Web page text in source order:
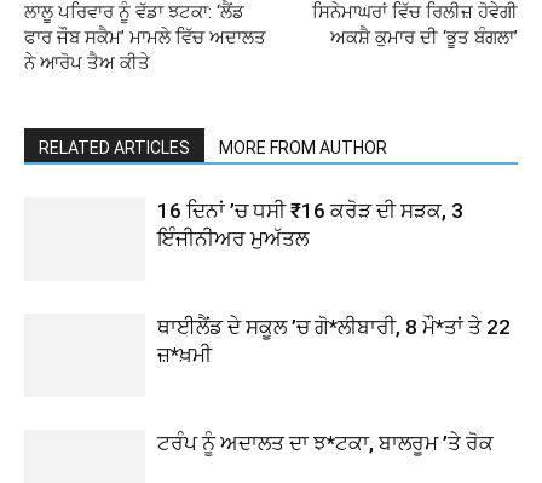
ਲਾਲੂ ਪਰਿਵਾਰ ਨੂੰ ਵੱਡਾ ਝਟਕਾ: ‘ਲੈਂਡ
ਫਾਰ ਜੌਬ ਸਕੈਮ’ ਮਾਮਲੇ ਵਿੱਚ ਅਦਾਲਤ
ਨੇ ਆਰੋਪ ਤੈਅ ਕੀਤੇ
ਸਿਨੇਮਾਘਰਾਂ ਵਿੱਚ ਰਿਲੀਜ਼ ਹੋਵੇਗੀ
ਅਕਸ਼ੈ ਕੁਮਾਰ ਦੀ ‘ਭੂਤ ਬੰਗਲਾ’
RELATED ARTICLES MORE FROM AUTHOR
16 ਦਿਨਾਂ ’ਚ ਧਸੀ ₹16 ਕਰੋੜ ਦੀ ਸੜਕ, 3
ਇੰਜੀਨੀਅਰ ਮੁਅੱਤਲ
ਥਾਈਲੈਂਡ ਦੇ ਸਕੂਲ ’ਚ ਗੋ*ਲੀਬਾਰੀ, 8 ਮੌ*ਤਾਂ ਤੇ 22
ਜ਼*ਖ਼ਮੀ
ਟਰੰਪ ਨੂੰ ਅਦਾਲਤ ਦਾ ਝ*ਟਕਾ, ਬਾਲਰੂਮ ’ਤੇ ਰੋਕ